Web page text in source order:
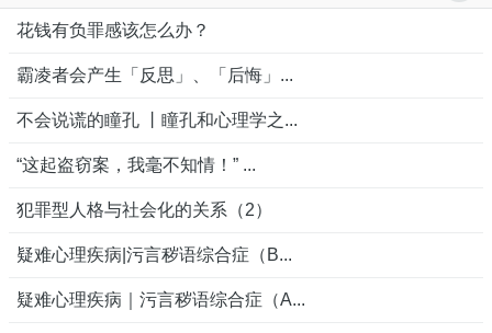
花钱有负罪感该怎么办？
霸凌者会产生「反思」、「后悔」...
不会说谎的瞳孔 丨瞳孔和心理学之...
“这起盗窃案，我毫不知情！” ...
犯罪型人格与社会化的关系（2）
疑难心理疾病|污言秽语综合症（B...
疑难心理疾病｜污言秽语综合症（A...